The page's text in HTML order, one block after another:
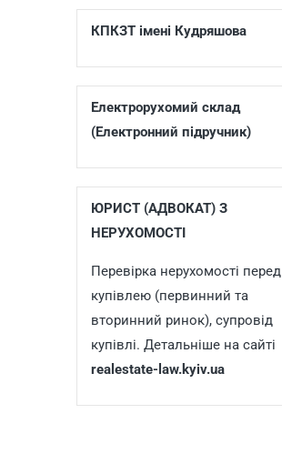
КПКЗТ імені Кудряшова
Електрорухомий склад
(Електронний підручник)
ЮРИСТ (АДВОКАТ) З
НЕРУХОМОСТІ
Перевірка нерухомості перед
купівлею (первинний та
вторинний ринок), супровід
купівлі. Детальніше на сайті
realestate-law.kyiv.ua